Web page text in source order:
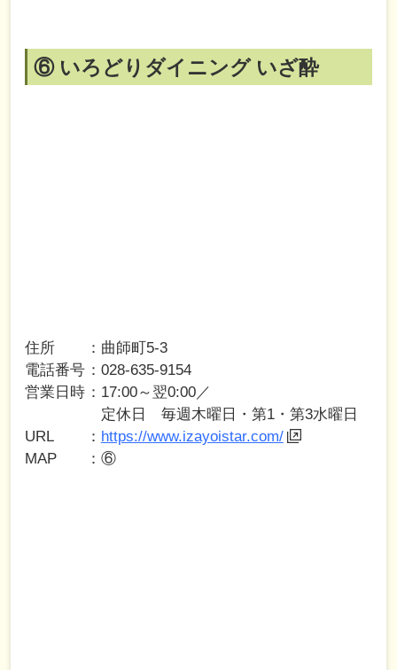
⑥ いろどりダイニング いざ酔
住所
曲師町5-3
電話番号
028-635-9154
営業日時
17:00～翌0:00／
定休日 毎週木曜日・第1・第3水曜日
URL
https://www.izayoistar.com/
MAP
⑥